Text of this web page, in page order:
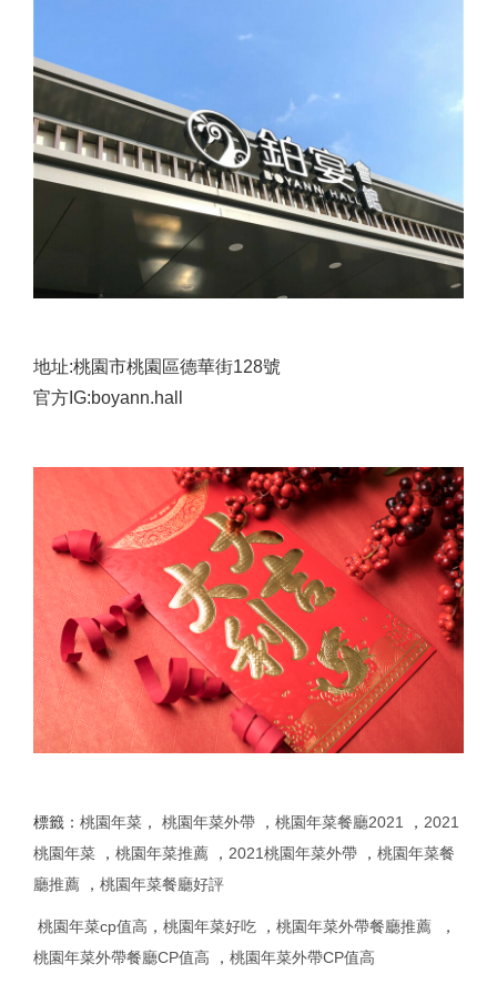
地址:桃園市桃園區德華街128號
官方IG:boyann.hall
標籤： 桃園年菜 ， 桃園年菜外帶 ， 桃園年菜餐廳2021 ， 2021
桃園年菜 ， 桃園年菜推薦 ， 2021桃園年菜外帶 ， 桃園年菜餐
廳推薦 ， 桃園年菜餐廳好評
桃園年菜cp值高 ， 桃園年菜好吃 ， 桃園年菜外帶餐廳推薦 ，
桃園年菜外帶餐廳CP值高
， 桃園年菜外帶CP值高